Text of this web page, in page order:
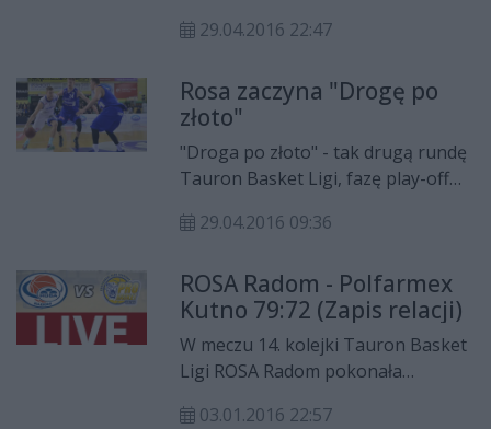
Polfarmex Kutno 76:66. W
radomianie prowadzą 1:0. Drugi
mecz tej batalii zostanie rozegrany
w niedzielę (1 maja) również w
Radomiu.
29.04.2016 22:47
Rosa zaczyna "Drogę po
złoto"
"Droga po złoto" - tak drugą rundę
Tauron Basket Ligi, fazę play-off
ekstraklasy, ROSA Radom. Już dziś
rozpoczynają bezpośrednią walkę o
medale mistrzostw Polski. Ich
rywalem na etapie ćwierćfinału
będzie ekipa Polfarmexu Kutno.
Zapraszamy na naszą relację z tego
spotkania, dziś około godziny 19:40.
29.04.2016 09:36
ROSA Radom - Polfarmex
Kutno 79:72 (Zapis relacji)
W meczu 14. kolejki Tauron Basket
Ligi ROSA Radom pokonała
03.01.2016 22:57